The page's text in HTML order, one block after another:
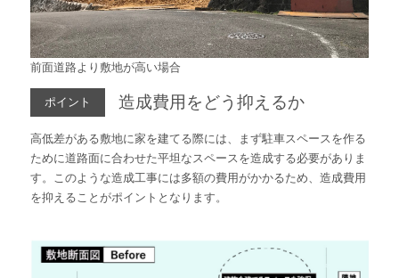
前面道路より敷地が高い場合
ポイント 造成費用をどう抑えるか
高低差がある敷地に家を建てる際には、まず駐車スペースを作る
ために道路面に合わせた平坦なスペースを造成する必要がありま
す。このような造成工事には多額の費用がかかるため、造成費用
を抑えることがポイントとなります。